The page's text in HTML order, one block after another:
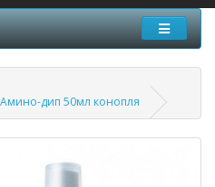
дип 50мл конопля